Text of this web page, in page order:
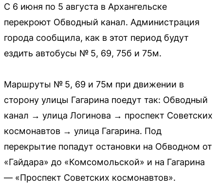
С 6 июня по 5 августа в Архангельске
перекроют Обводный канал. Администрация
города сообщила, как в этот период будут
ездить автобусы № 5, 69, 75б и 75м.
Маршруты № 5, 69 и 75м при движении в
сторону улицы Гагарина поедут так: Обводный
канал → улица Логинова → проспект Советских
космонавтов → улица Гагарина. Под
перекрытие попадут остановки на Обводном от
«Гайдара» до «Комсомольской» и на Гагарина
— «Проспект Советских космонавтов».